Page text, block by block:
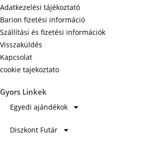
Adatkezelési tájékoztató
Barion fizetési információ
Szállítási és fizetési információk
Visszaküldés
Kapcsolat
cookie tajekoztato
Gyors Linkek
Egyedi ajándékok
Diszkont Futár